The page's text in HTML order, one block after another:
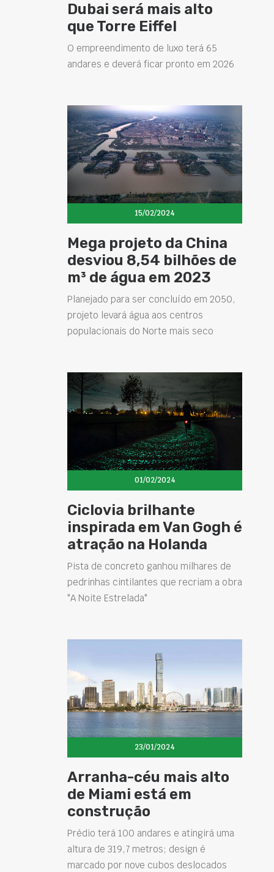
Dubai será mais alto
que Torre Eiffel
O empreendimento de luxo terá 65
andares e deverá ficar pronto em 2026
15/02/2024
Mega projeto da China
desviou 8,54 bilhões de
m³ de água em 2023
Planejado para ser concluído em 2050,
projeto levará água aos centros
populacionais do Norte mais seco
01/02/2024
Ciclovia brilhante
inspirada em Van Gogh é
atração na Holanda
Pista de concreto ganhou milhares de
pedrinhas cintilantes que recriam a obra
"A Noite Estrelada"
23/01/2024
Arranha-céu mais alto
de Miami está em
construção
Prédio terá 100 andares e atingirá uma
altura de 319,7 metros; design é
marcado por nove cubos deslocados